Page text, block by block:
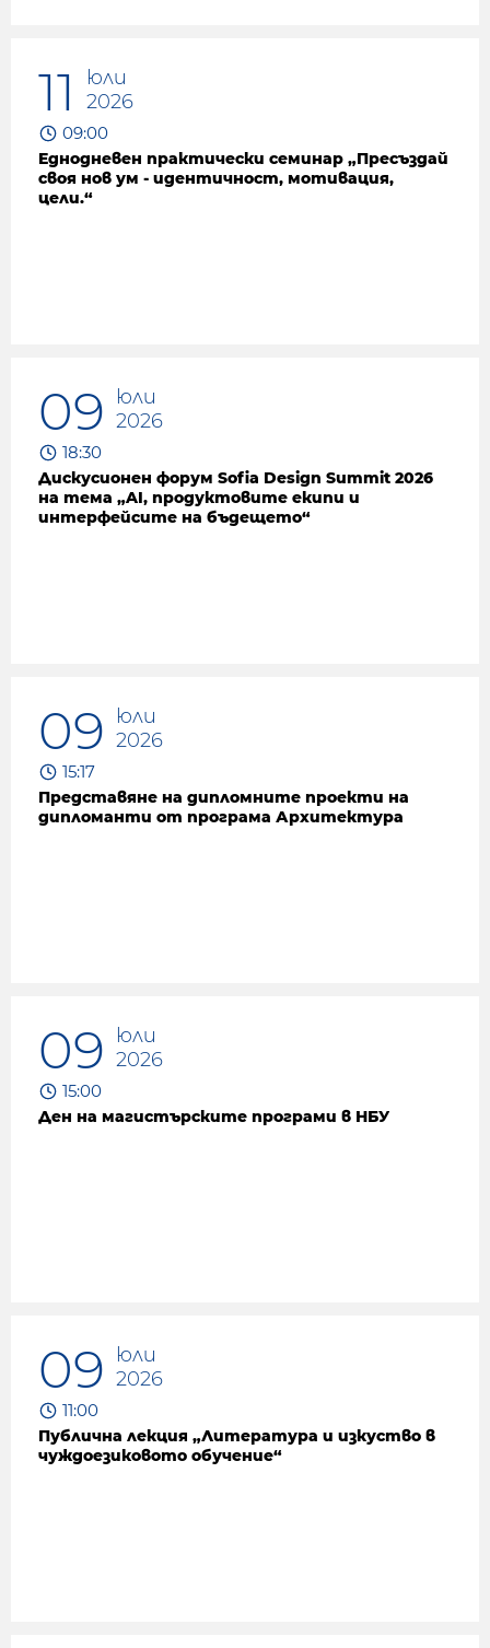
11
юли
2026
09:00
Eднодневен практически семинар „Пресъздай
своя нов ум - идентичност, мотивация,
цели.“
09
юли
2026
18:30
Дискусионен форум Sofia Design Summit 2026
на тема „AI, продуктовите екипи и
интерфейсите на бъдещето“
09
юли
2026
15:17
Представяне на дипломните проекти на
дипломанти от програма Архитектура
09
юли
2026
15:00
Ден на магистърските програми в НБУ
09
юли
2026
11:00
Публична лекция „Литература и изкуство в
чуждоезиковото обучение“
Предишна страница